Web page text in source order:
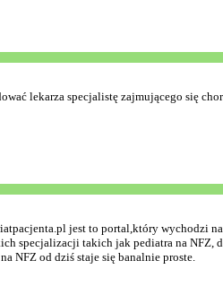
lekarza specjalistę zajmującego się
jest to portal,który wychodzi
specjalizacji takich jak pediatra na NFZ,
NFZ od dziś staje się banalnie proste.